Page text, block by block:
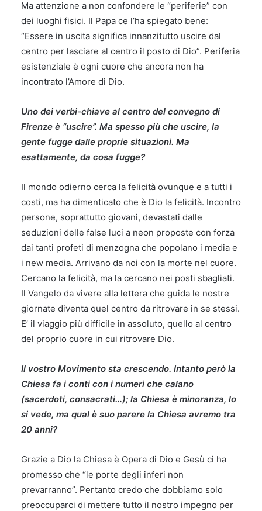
Ma attenzione a non confondere le “periferie” con
dei luoghi fisici. Il Papa ce l’ha spiegato bene:
“Essere in uscita significa innanzitutto uscire dal
centro per lasciare al centro il posto di Dio”. Periferia
esistenziale è ogni cuore che ancora non ha
incontrato l’Amore di Dio.
Uno dei verbi-chiave al centro del convegno di
Firenze è “uscire”. Ma spesso più che uscire, la
gente fugge dalle proprie situazioni. Ma
esattamente, da cosa fugge?
Il mondo odierno cerca la felicità ovunque e a tutti i
costi, ma ha dimenticato che è Dio la felicità. Incontro
persone, soprattutto giovani, devastati dalle
seduzioni delle false luci a neon proposte con forza
dai tanti profeti di menzogna che popolano i media e
i new media. Arrivano da noi con la morte nel cuore.
Cercano la felicità, ma la cercano nei posti sbagliati.
Il Vangelo da vivere alla lettera che guida le nostre
giornate diventa quel centro da ritrovare in se stessi.
E’ il viaggio più difficile in assoluto, quello al centro
del proprio cuore in cui ritrovare Dio.
Il vostro Movimento sta crescendo. Intanto però la
Chiesa fa i conti con i numeri che calano
(sacerdoti, consacrati…); la Chiesa è minoranza, lo
si vede, ma qual è suo parere la Chiesa avremo tra
20 anni?
Grazie a Dio la Chiesa è Opera di Dio e Gesù ci ha
promesso che “le porte degli inferi non
prevarranno”. Pertanto credo che dobbiamo solo
preoccuparci di mettere tutto il nostro impegno per